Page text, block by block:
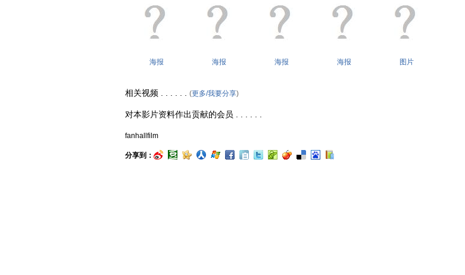
海报 海报 海报 海报 图片
相关视频 . . . . . . (更多/我要分享)
对本影片资料作出贡献的会员 . . . . . .
fanhallfilm
分享到：